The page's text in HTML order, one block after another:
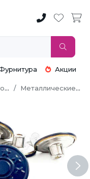
Акции
Металлические пуговицы